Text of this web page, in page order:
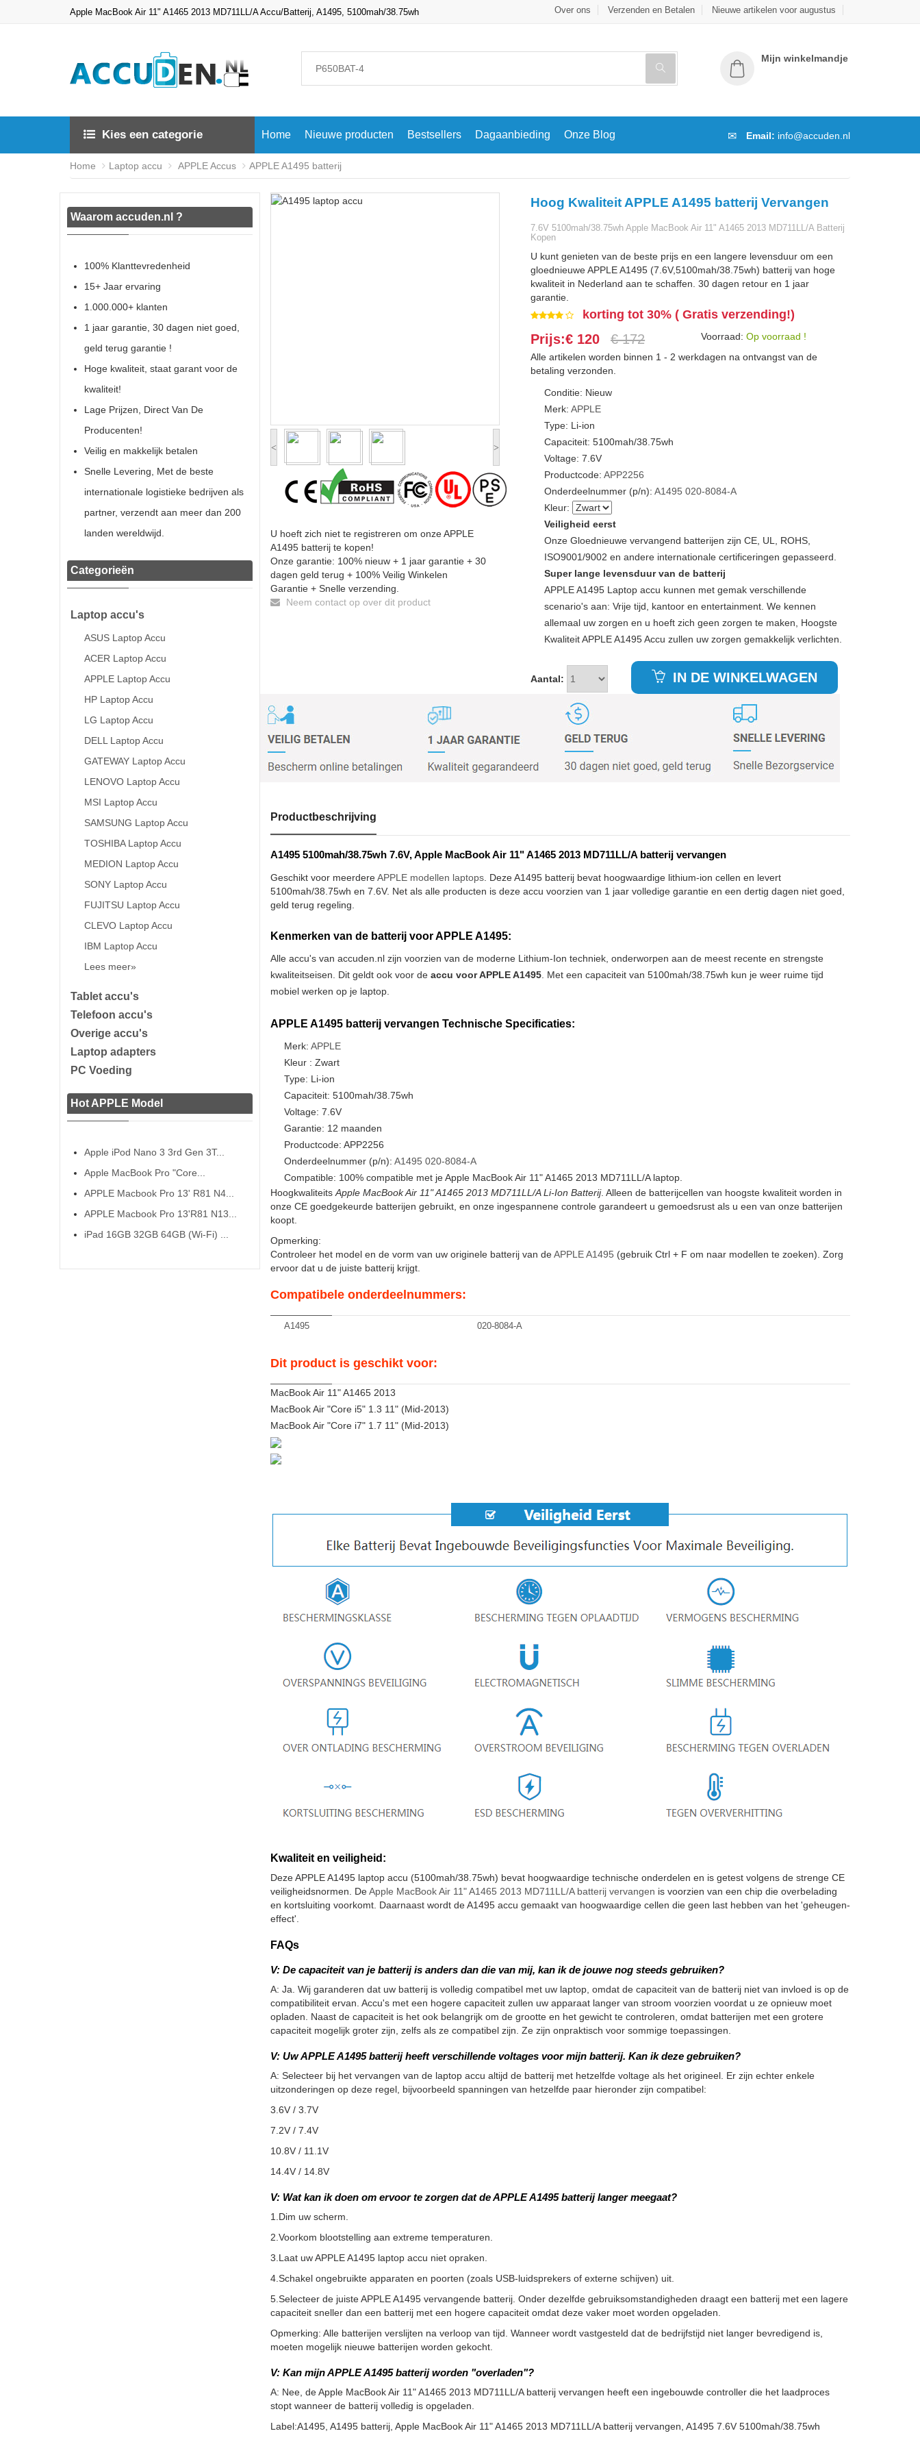
Apple MacBook Air 11" A1465 2013 MD711LL/A Accu/Batterij, A1495, 5100mah/38.75wh Over ons Verzenden en Betalen Nieuwe artikelen voor augustus
Mijn winkelmandje
Kies een categorie Home Nieuwe producten Bestsellers Dagaanbieding Onze Blog Email: info@accuden.nl
Home Laptop accu APPLE Accus APPLE A1495 batterij
Waarom accuden.nl ?
100% Klanttevredenheid
15+ Jaar ervaring
1.000.000+ klanten
1 jaar garantie, 30 dagen niet goed,
geld terug garantie !
Hoge kwaliteit, staat garant voor de
kwaliteit!
Lage Prijzen, Direct Van De
Producenten!
Veilig en makkelijk betalen
Snelle Levering, Met de beste
internationale logistieke bedrijven als
partner, verzendt aan meer dan 200
landen wereldwijd.
Categorieën
Laptop accu's
ASUS Laptop Accu
ACER Laptop Accu
APPLE Laptop Accu
HP Laptop Accu
LG Laptop Accu
DELL Laptop Accu
GATEWAY Laptop Accu
LENOVO Laptop Accu
MSI Laptop Accu
SAMSUNG Laptop Accu
TOSHIBA Laptop Accu
MEDION Laptop Accu
SONY Laptop Accu
FUJITSU Laptop Accu
CLEVO Laptop Accu
IBM Laptop Accu
Lees meer»
Tablet accu's
Telefoon accu's
Overige accu's
Laptop adapters
PC Voeding
Hot APPLE Model
Apple iPod Nano 3 3rd Gen 3T...
Apple MacBook Pro "Core...
APPLE Macbook Pro 13' R81 N4...
APPLE Macbook Pro 13'R81 N13...
iPad 16GB 32GB 64GB (Wi-Fi) ...
< >
U hoeft zich niet te registreren om onze APPLE
A1495 batterij te kopen!
Onze garantie: 100% nieuw + 1 jaar garantie + 30
dagen geld terug + 100% Veilig Winkelen
Garantie + Snelle verzending.
Neem contact op over dit product
Hoog Kwaliteit APPLE A1495 batterij Vervangen
7.6V 5100mah/38.75wh Apple MacBook Air 11" A1465 2013 MD711LL/A Batterij
Kopen
U kunt genieten van de beste prijs en een langere levensduur om een
gloednieuwe APPLE A1495 (7.6V,5100mah/38.75wh) batterij van hoge
kwaliteit in Nederland aan te schaffen. 30 dagen retour en 1 jaar
garantie.
korting tot 30% ( Gratis verzending!)
Prijs:€ 120 € 172 Voorraad: Op voorraad !
Alle artikelen worden binnen 1 - 2 werkdagen na ontvangst van de
betaling verzonden.
Conditie: Nieuw
Merk:APPLE
Type: Li-ion
Capaciteit: 5100mah/38.75wh
Voltage: 7.6V
Productcode:APP2256
Onderdeelnummer (p/n):A1495 020-8084-A
Kleur:
Veiligheid eerst
Onze Gloednieuwe vervangend batterijen zijn CE, UL, ROHS,
ISO9001/9002 en andere internationale certificeringen gepasseerd.
Super lange levensduur van de batterij
APPLE A1495 Laptop accu kunnen met gemak verschillende
scenario's aan: Vrije tijd, kantoor en entertainment. We kennen
allemaal uw zorgen en u hoeft zich geen zorgen te maken, Hoogste
Kwaliteit APPLE A1495 Accu zullen uw zorgen gemakkelijk verlichten.
Aantal: IN DE WINKELWAGEN
Productbeschrijving
A1495 5100mah/38.75wh 7.6V, Apple MacBook Air 11" A1465 2013 MD711LL/A batterij vervangen
Geschikt voor meerdereAPPLE modellen laptops. Deze A1495 batterij bevat hoogwaardige lithium-ion cellen en levert
5100mah/38.75wh en 7.6V. Net als alle producten is deze accu voorzien van 1 jaar volledige garantie en een dertig dagen niet goed,
geld terug regeling.
Kenmerken van de batterij voor APPLE A1495:
Alle accu's van accuden.nl zijn voorzien van de moderne Lithium-Ion techniek, onderworpen aan de meest recente en strengste
kwaliteitseisen. Dit geldt ook voor de accu voor APPLE A1495. Met een capaciteit van 5100mah/38.75wh kun je weer ruime tijd
mobiel werken op je laptop.
APPLE A1495 batterij vervangen Technische Specificaties:
Merk: APPLE
Kleur : Zwart
Type: Li-ion
Capaciteit: 5100mah/38.75wh
Voltage: 7.6V
Garantie: 12 maanden
Productcode: APP2256
Onderdeelnummer (p/n): A1495 020-8084-A
Compatible: 100% compatible met je Apple MacBook Air 11" A1465 2013 MD711LL/A laptop.
Hoogkwaliteits Apple MacBook Air 11" A1465 2013 MD711LL/A Li-Ion Batterij. Alleen de batterijcellen van hoogste kwaliteit worden in
onze CE goedgekeurde batterijen gebruikt, en onze ingespannene controle garandeert u gemoedsrust als u een van onze batterijen
koopt.
Opmerking:
Controleer het model en de vorm van uw originele batterij van deAPPLE A1495 (gebruik Ctrl + F om naar modellen te zoeken). Zorg
ervoor dat u de juiste batterij krijgt.
Compatibele onderdeelnummers:
A1495 020-8084-A
Dit product is geschikt voor:
MacBook Air 11" A1465 2013
MacBook Air "Core i5" 1.3 11" (Mid-2013)
MacBook Air "Core i7" 1.7 11" (Mid-2013)
Kwaliteit en veiligheid:
Deze APPLE A1495 laptop accu (5100mah/38.75wh) bevat hoogwaardige technische onderdelen en is getest volgens de strenge CE
veiligheidsnormen. DeApple MacBook Air 11" A1465 2013 MD711LL/A batterij vervangen is voorzien van een chip die overbelading
en kortsluiting voorkomt. Daarnaast wordt de A1495 accu gemaakt van hoogwaardige cellen die geen last hebben van het 'geheugen-
effect'.
FAQs
V: De capaciteit van je batterij is anders dan die van mij, kan ik de jouwe nog steeds gebruiken?
A: Ja. Wij garanderen dat uw batterij is volledig compatibel met uw laptop, omdat de capaciteit van de batterij niet van invloed is op de
compatibiliteit ervan. Accu's met een hogere capaciteit zullen uw apparaat langer van stroom voorzien voordat u ze opnieuw moet
opladen. Naast de capaciteit is het ook belangrijk om de grootte en het gewicht te controleren, omdat batterijen met een grotere
capaciteit mogelijk groter zijn, zelfs als ze compatibel zijn. Ze zijn onpraktisch voor sommige toepassingen.
V: Uw APPLE A1495 batterij heeft verschillende voltages voor mijn batterij. Kan ik deze gebruiken?
A: Selecteer bij het vervangen van de laptop accu altijd de batterij met hetzelfde voltage als het origineel. Er zijn echter enkele
uitzonderingen op deze regel, bijvoorbeeld spanningen van hetzelfde paar hieronder zijn compatibel:
3.6V / 3.7V
7.2V / 7.4V
10.8V / 11.1V
14.4V / 14.8V
V: Wat kan ik doen om ervoor te zorgen dat de APPLE A1495 batterij langer meegaat?
1.Dim uw scherm.
2.Voorkom blootstelling aan extreme temperaturen.
3.Laat uw APPLE A1495 laptop accu niet opraken.
4.Schakel ongebruikte apparaten en poorten (zoals USB-luidsprekers of externe schijven) uit.
5.Selecteer de juiste APPLE A1495 vervangende batterij. Onder dezelfde gebruiksomstandigheden draagt een batterij met een lagere
capaciteit sneller dan een batterij met een hogere capaciteit omdat deze vaker moet worden opgeladen.
Opmerking: Alle batterijen verslijten na verloop van tijd. Wanneer wordt vastgesteld dat de bedrijfstijd niet langer bevredigend is,
moeten mogelijk nieuwe batterijen worden gekocht.
V: Kan mijn APPLE A1495 batterij worden "overladen"?
A: Nee, de Apple MacBook Air 11" A1465 2013 MD711LL/A batterij vervangen heeft een ingebouwde controller die het laadproces
stopt wanneer de batterij volledig is opgeladen.
Label:A1495, A1495 batterij, Apple MacBook Air 11" A1465 2013 MD711LL/A batterij vervangen, A1495 7.6V 5100mah/38.75wh